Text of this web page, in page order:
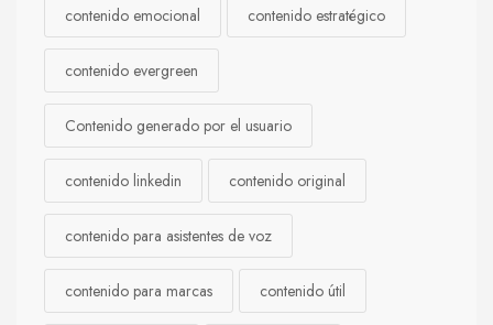
contenido emocional contenido estratégico
contenido evergreen
Contenido generado por el usuario
contenido linkedin contenido original
contenido para asistentes de voz
contenido para marcas contenido útil